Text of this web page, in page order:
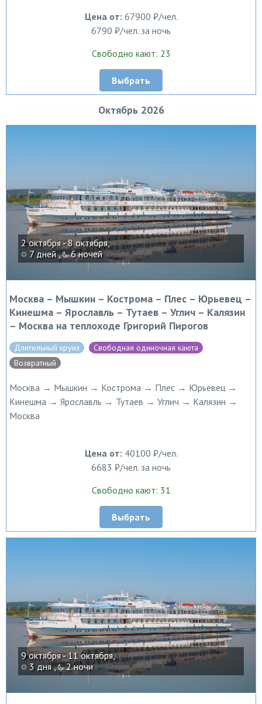
Цена от: 67900 ₽/чел.
6790 ₽/чел. за ночь
Свободно кают: 23
Выбрать
Октябрь 2026
2 октября - 8 октября,
7 дней , 6 ночей
Москва – Мышкин – Кострома – Плес – Юрьевец –
Кинешма – Ярославль – Тутаев – Углич – Калязин
– Москва на теплоходе Григорий Пирогов
Длительный круиз
Свободная одиночная каюта
Возвратный
Москва → Мышкин → Кострома → Плес → Юрьевец →
Кинешма → Ярославль → Тутаев → Углич → Калязин →
Москва
Цена от: 40100 ₽/чел.
6683 ₽/чел. за ночь
Свободно кают: 31
Выбрать
9 октября - 11 октября,
3 дня , 2 ночи